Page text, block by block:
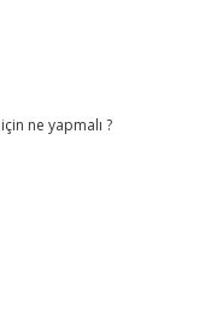
ne yapmalı ?